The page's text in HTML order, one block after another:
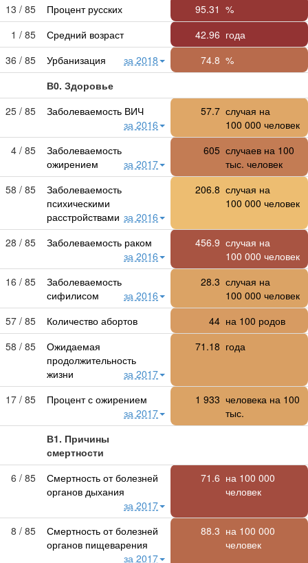
13 / 85
Процент русских 95.31 %
1 / 85
Средний возраст 42.96 года
36 / 85
Урбанизация за 2018 74.8 %
В0. Здоровье
25 / 85
Заболеваемость ВИЧ
за 2016
57.7 случая на
100 000 человек
4 / 85
Заболеваемость
ожирением
за 2017
605 случаев на 100
тыс. человек
58 / 85
Заболеваемость
психическими
расстройствами за 2016
206.8 случая на
100 000 человек
28 / 85
Заболеваемость раком
за 2016
456.9 случая на
100 000 человек
16 / 85
Заболеваемость
сифилисом
за 2016
28.3 случая на
100 000 человек
57 / 85
Количество абортов 44 на 100 родов
58 / 85
Ожидаемая
продолжительность
жизни
за 2017
71.18 года
17 / 85
Процент с ожирением
за 2017
1 933 человека на 100
тыс.
В1. Причины
смертности
6 / 85
Смертность от болезней
органов дыхания
за 2017
71.6 на 100 000
человек
8 / 85
Смертность от болезней
органов пищеварения
за 2017
88.3 на 100 000
человек